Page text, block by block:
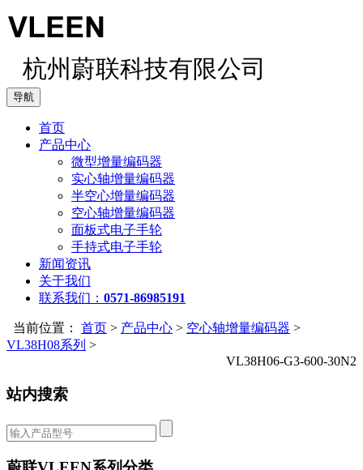
杭州蔚联科技有限公司
导航
首页
产品中心
微型增量编码器
实心轴增量编码器
半空心增量编码器
空心轴增量编码器
面板式电子手轮
手持式电子手轮
新闻资讯
关于我们
联系我们： 0571-86985191
当前位置： 首页 > 产品中心 > 空心轴增量编码器 >
VL38H08系列 >
VL38H06-G3-600-30N2
站内搜索